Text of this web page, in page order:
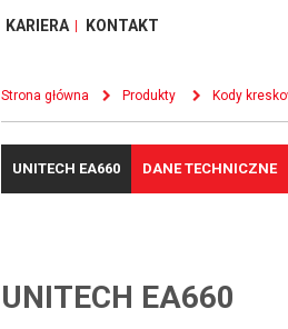
KARIERA KONTAKT
Strona główna Produkty Kody
UNITECH EA660 DANE TECHNICZNE
UNITECH EA660